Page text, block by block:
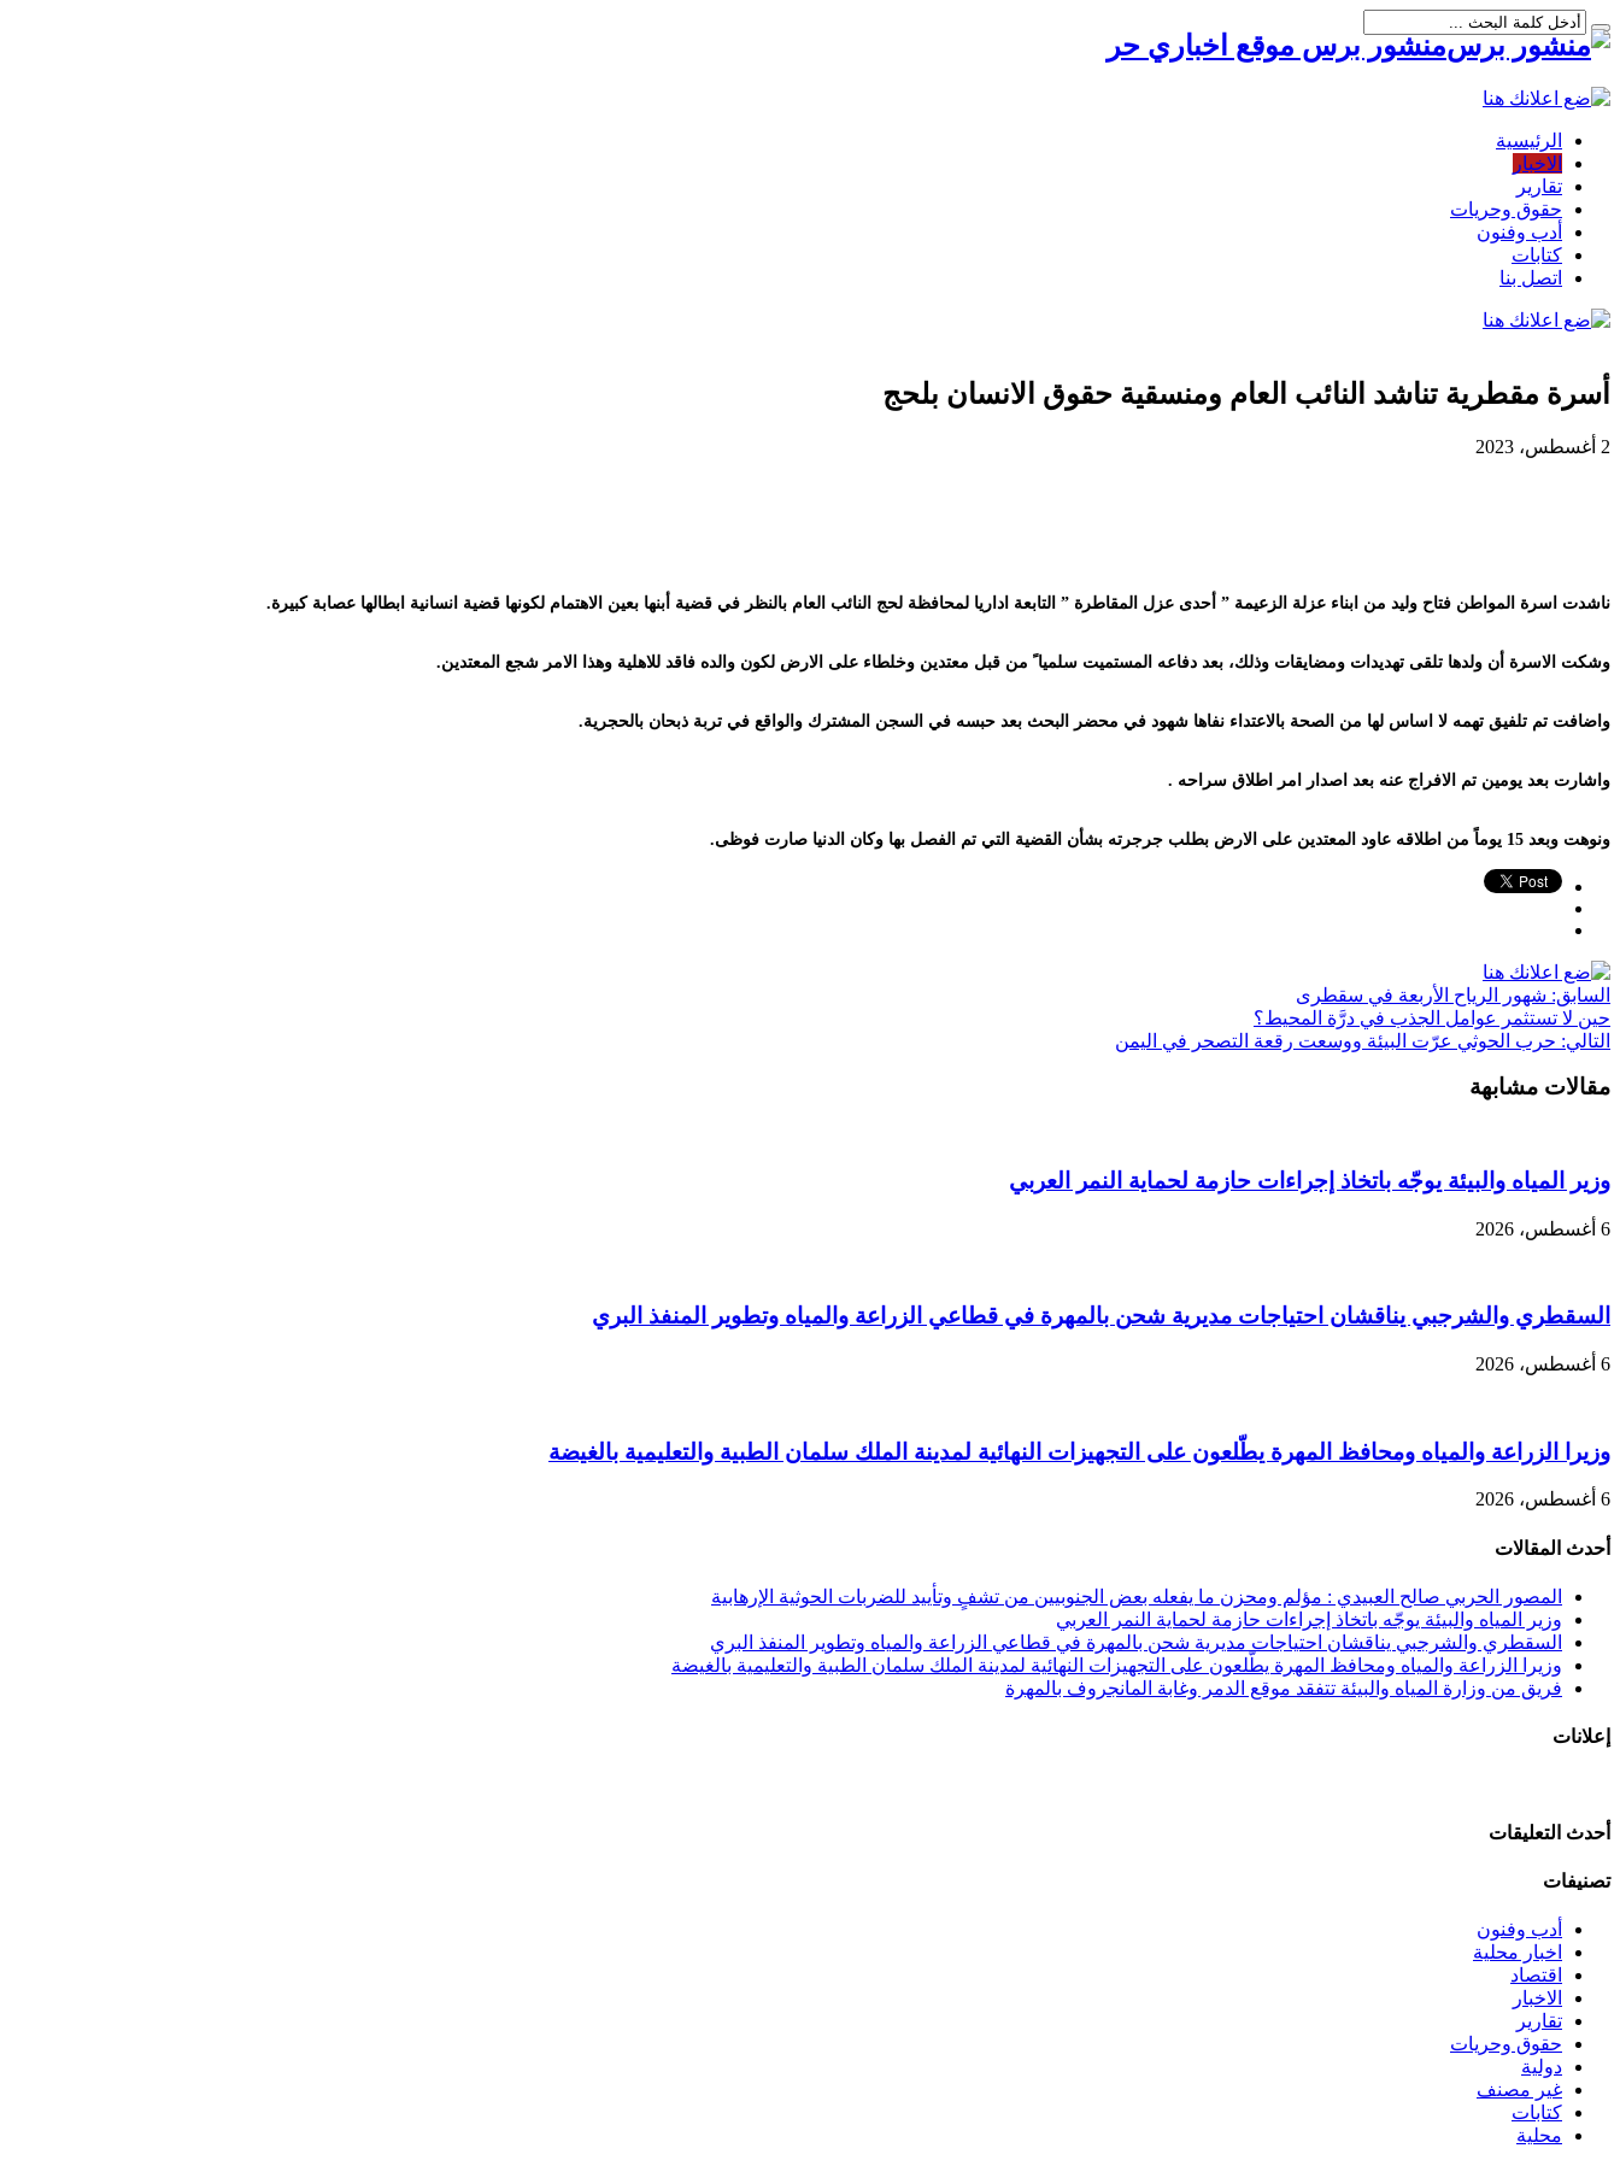
منشور برس موقع اخباري حر
الرئيسية
الاخبار
تقارير
حقوق وحريات
أدب وفنون
كتابات
اتصل بنا
أسرة مقطرية تناشد النائب العام ومنسقية حقوق الانسان بلحج
2 أغسطس، 2023
ناشدت اسرة المواطن فتاح وليد من ابناء عزلة الزعيمة ” أحدى عزل المقاطرة ” التابعة اداريا لمحافظة لحج النائب العام بالنظر في قضية أبنها بعين الاهتمام لكونها قضية انسانية ابطالها عصابة كبيرة.
وشكت الاسرة أن ولدها تلقى تهديدات ومضايقات وذلك، بعد دفاعه المستميت سلميا ً من قبل معتدين وخلطاء على الارض لكون والده فاقد للاهلية وهذا الامر شجع المعتدين.
واضافت تم تلفيق تهمه لا اساس لها من الصحة بالاعتداء نفاها شهود في محضر البحث بعد حبسه في السجن المشترك والواقع في تربة ذبحان بالحجرية.
واشارت بعد يومين تم الافراج عنه بعد اصدار امر اطلاق سراحه .
ونوهت وبعد 15 يوماً من اطلاقه عاود المعتدين على الارض بطلب جرجرته بشأن القضية التي تم الفصل بها وكان الدنيا صارت فوظى.
السابق: شهور الرياح الأربعة في سقطرى
حين لا تستثمر عوامل الجذب في درَّة المحيط؟
التالي: حرب الحوثي عرّت البيئة ووسعت رقعة التصحر في اليمن
مقالات مشابهة
وزير المياه والبيئة يوجّه باتخاذ إجراءات حازمة لحماية النمر العربي
6 أغسطس، 2026
السقطري والشرجبي يناقشان احتياجات مديرية شحن بالمهرة في قطاعي الزراعة والمياه وتطوير المنفذ البري
6 أغسطس، 2026
وزيرا الزراعة والمياه ومحافظ المهرة يطّلعون على التجهيزات النهائية لمدينة الملك سلمان الطبية والتعليمية بالغيضة
6 أغسطس، 2026
أحدث المقالات
المصور الحربي صالح العبيدي : مؤلم ومحزن ما يفعله بعض الجنوبيين من تشفٍ وتأييد للضربات الحوثية الإرهابية
وزير المياه والبيئة يوجّه باتخاذ إجراءات حازمة لحماية النمر العربي
السقطري والشرجبي يناقشان احتياجات مديرية شحن بالمهرة في قطاعي الزراعة والمياه وتطوير المنفذ البري
وزيرا الزراعة والمياه ومحافظ المهرة يطّلعون على التجهيزات النهائية لمدينة الملك سلمان الطبية والتعليمية بالغيضة
فريق من وزارة المياه والبيئة تتفقد موقع الدمر وغابة المانجروف بالمهرة
إعلانات
أحدث التعليقات
تصنيفات
أدب وفنون
اخبار محلية
اقتصاد
الاخبار
تقارير
حقوق وحريات
دولية
غير مصنف
كتابات
محلية